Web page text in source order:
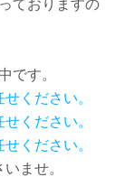
ておりますの
です。
ください。
ください。
ください。
ませ。